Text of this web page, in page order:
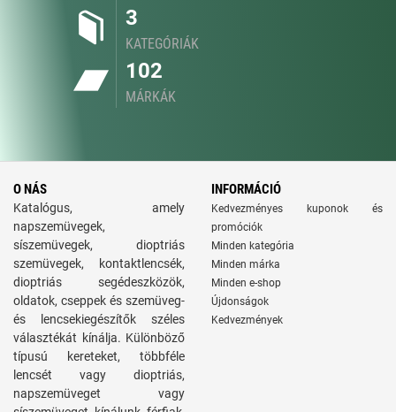
3
KATEGÓRIÁK
102
MÁRKÁK
O NÁS
Katalógus, amely
napszemüvegek,
síszemüvegek, dioptriás
szemüvegek, kontaktlencsék,
dioptriás segédeszközök,
oldatok, cseppek és szemüveg-
és lencsekiegészítők széles
választékát kínálja. Különböző
típusú kereteket, többféle
lencsét vagy dioptriás,
napszemüveget vagy
INFORMÁCIÓ
Kedvezményes kuponok és
promóciók
Minden kategória
Minden márka
Minden e-shop
Újdonságok
Kedvezmények